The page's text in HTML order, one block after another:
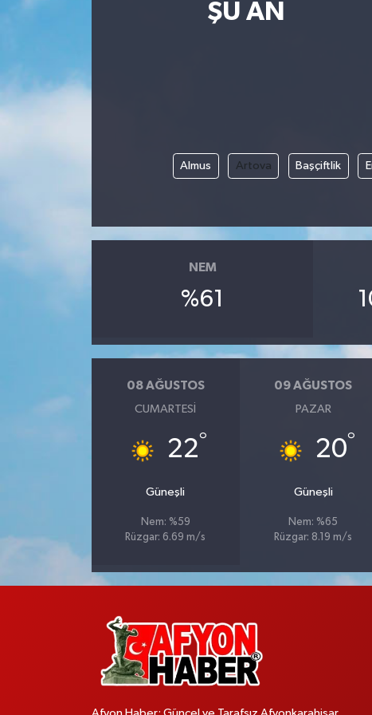
ŞU AN
Almus Artova Başçiftlik
NEM
%61
08 AĞUSTOS
CUMARTESI
22°
Güneşli
Nem: %59
Rüzgar: 6.69 m/s
09 AĞUSTOS
PAZAR
20°
Güneşli
Nem: %65
Rüzgar: 8.19 m/s
Etkinlikler